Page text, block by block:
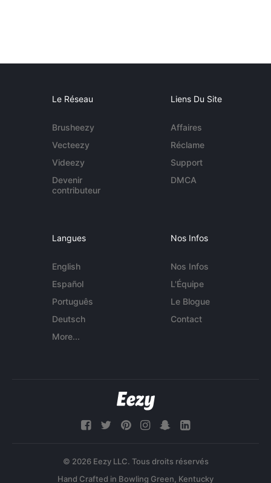
Le Réseau
Brusheezy
Vecteezy
Videezy
Devenir
contributeur
Liens Du Site
Affaires
Réclame
Support
DMCA
Langues
English
Español
Português
Deutsch
More...
Nos Infos
Nos Infos
L'Équipe
Le Blogue
Contact
© 2026 Eezy LLC. Tous droits réservés